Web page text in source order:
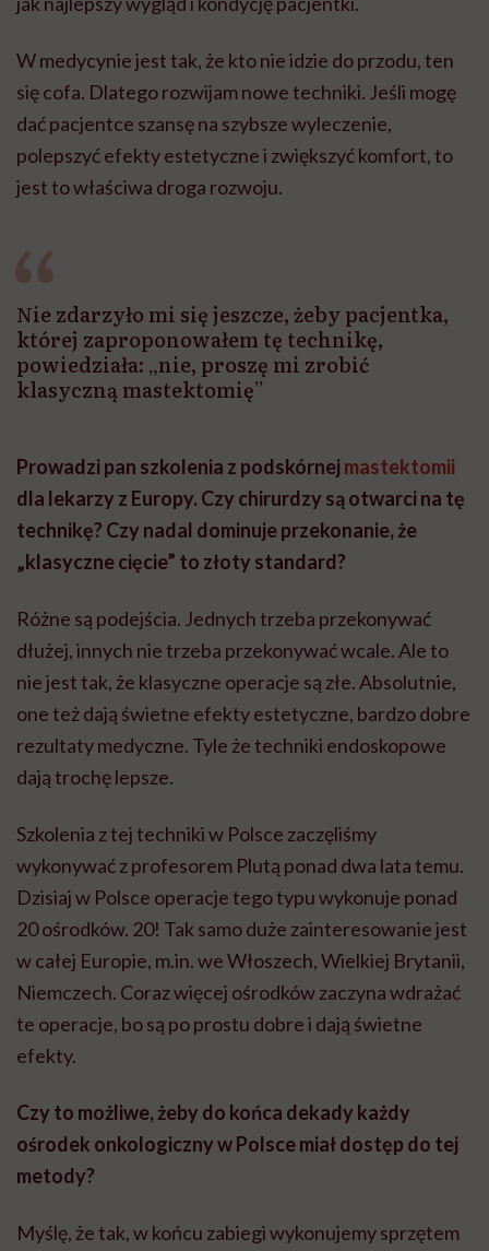
W medycynie jest tak, że kto nie idzie do przodu, ten
się cofa. Dlatego rozwijam nowe techniki. Jeśli mogę
dać pacjentce szansę na szybsze wyleczenie,
polepszyć efekty estetyczne i zwiększyć komfort, to
jest to właściwa droga rozwoju.
Nie zdarzyło mi się jeszcze, żeby pacjentka,
której zaproponowałem tę technikę,
powiedziała: „nie, proszę mi zrobić
klasyczną mastektomię”
Prowadzi pan szkolenia z podskórnej mastektomii
dla lekarzy z Europy. Czy chirurdzy są otwarci na tę
technikę? Czy nadal dominuje przekonanie, że
„klasyczne cięcie” to złoty standard?
Różne są podejścia. Jednych trzeba przekonywać
dłużej, innych nie trzeba przekonywać wcale. Ale to
nie jest tak, że klasyczne operacje są złe. Absolutnie,
one też dają świetne efekty estetyczne, bardzo dobre
rezultaty medyczne. Tyle że techniki endoskopowe
dają trochę lepsze.
Szkolenia z tej techniki w Polsce zaczęliśmy
wykonywać z profesorem Plutą ponad dwa lata temu.
Dzisiaj w Polsce operacje tego typu wykonuje ponad
20 ośrodków. 20! Tak samo duże zainteresowanie jest
w całej Europie, m.in. we Włoszech, Wielkiej Brytanii,
Niemczech. Coraz więcej ośrodków zaczyna wdrażać
te operacje, bo są po prostu dobre i dają świetne
efekty.
Czy to możliwe, żeby do końca dekady każdy
ośrodek onkologiczny w Polsce miał dostęp do tej
metody?
Myślę, że tak, w końcu zabiegi wykonujemy sprzętem